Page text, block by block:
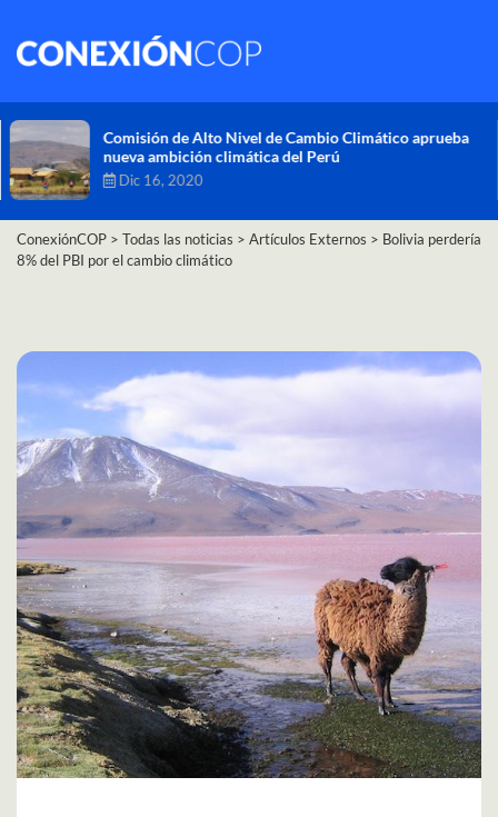
Comisión de Alto Nivel de Cambio Climático aprueba
nueva ambición climática del Perú
Dic 16, 2020
ConexiónCOP > Todas las noticias > Artículos Externos > Bolivia perdería
8% del PBI por el cambio climático